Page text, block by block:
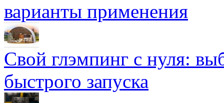
варианты применения
Свой глэмпинг с нуля:
быстрого запуска